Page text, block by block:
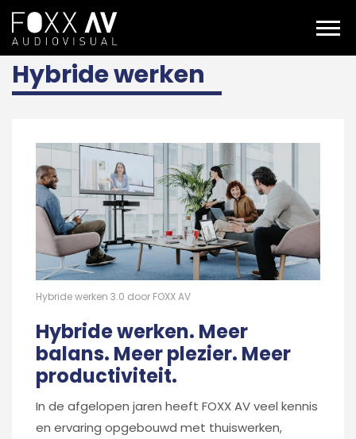
NL Expertises
Hybride werken
Hybride werken 3.0 door FOXX AV
Hybride werken. Meer
balans. Meer plezier. Meer
productiviteit.
In de afgelopen jaren heeft FOXX AV veel kennis
en ervaring opgebouwd met thuiswerken,